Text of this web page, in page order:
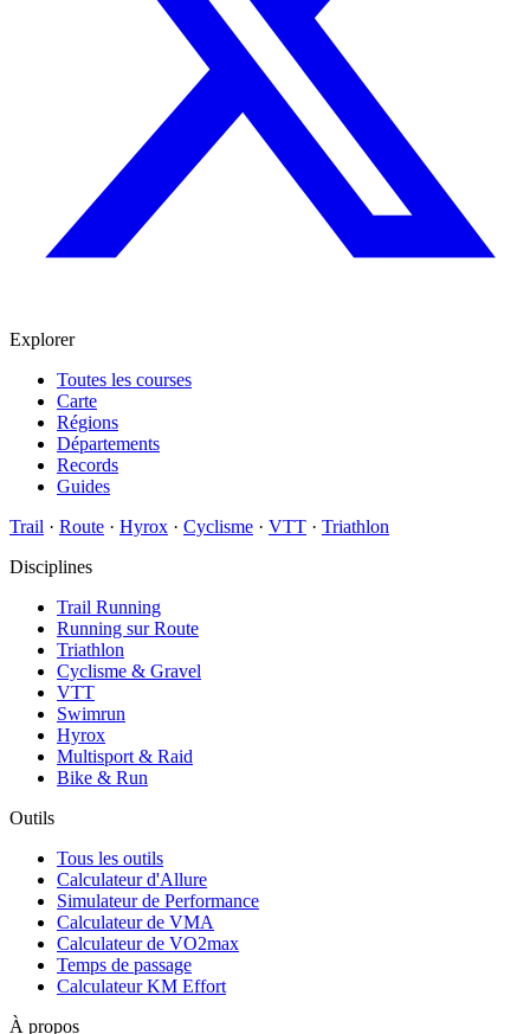
Explorer
Toutes les courses
Carte
Régions
Départements
Records
Guides
Trail · Route · Hyrox · Cyclisme · VTT · Triathlon
Disciplines
Trail Running
Running sur Route
Triathlon
Cyclisme & Gravel
VTT
Swimrun
Hyrox
Multisport & Raid
Bike & Run
Outils
Tous les outils
Calculateur d'Allure
Simulateur de Performance
Calculateur de VMA
Calculateur de VO2max
Temps de passage
Calculateur KM Effort
À propos